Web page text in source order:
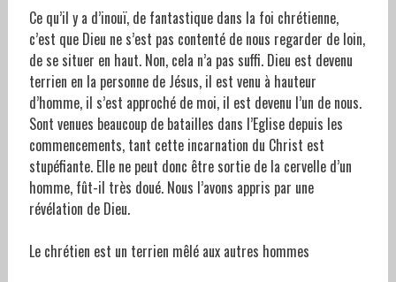
Ce qu’il y a d’inouï, de fantastique dans la foi chrétienne,
c’est que Dieu ne s’est pas contenté de nous regarder de loin,
de se situer en haut. Non, cela n’a pas suffi. Dieu est devenu
terrien en la personne de Jésus, il est venu à hauteur
d’homme, il s’est approché de moi, il est devenu l’un de nous.
Sont venues beaucoup de batailles dans l’Eglise depuis les
commencements, tant cette incarnation du Christ est
stupéfiante. Elle ne peut donc être sortie de la cervelle d’un
homme, fût-il très doué. Nous l’avons appris par une
révélation de Dieu.
Le chrétien est un terrien mêlé aux autres hommes